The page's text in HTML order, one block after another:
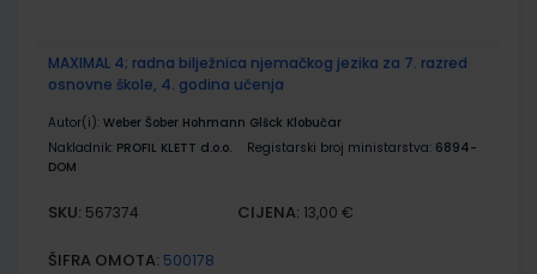
MAXIMAL 4; radna bilježnica njemačkog jezika za 7. razred
osnovne škole, 4. godina učenja
Autor(i): Weber Šober Hohmann Glšck Klobučar
Nakladnik: PROFIL KLETT d.o.o. Registarski broj ministarstva: 6894-
DOM
SKU: 567374 CIJENA: 13,00 €
ŠIFRA OMOTA: 500178